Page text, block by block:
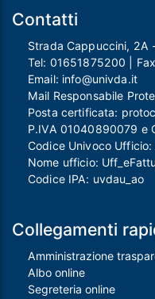
Contatti
Strada Cappuccini, 2A
Tel: 01651875200 |
Email: info@univda.it
Mail Responsabile
Posta certificata:
P.IVA 01040890079 e
Codice Univoco Ufficio:
Nome ufficio:
Codice IPA: uvdau_ao
Collegamenti
Amministrazione
Albo online
Segreteria online